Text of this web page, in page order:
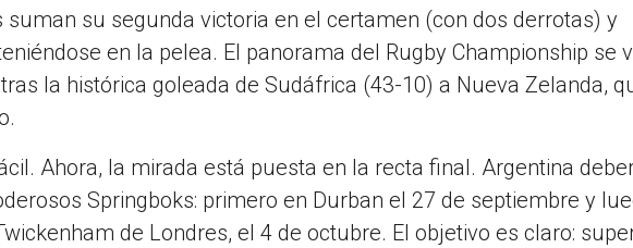
suman su segunda victoria en el certamen (con dos derrotas) y
en la pelea. El panorama del Rugby Championship se
la histórica goleada de Sudáfrica (43-10) a Nueva Zelanda,
Ahora, la mirada está puesta en la recta final. Argentina
Springboks: primero en Durban el 27 de septiembre y
de Londres, el 4 de octubre. El objetivo es claro: